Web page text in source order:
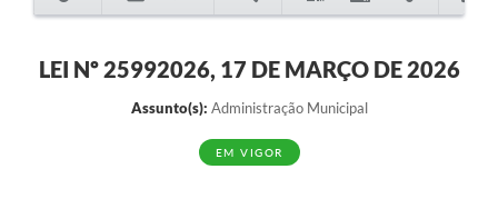
Serviços Online
Multimídia
LEI Nº 25992026, 17 DE MARÇO DE 2026
Assunto(s): Administração Municipal
EM VIGOR